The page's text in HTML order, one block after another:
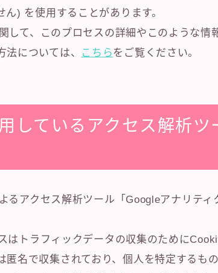
) を使用することがあります。
して、このプロセスの詳細やこのような情
については、
こちら をご覧ください。
しているアクセス解析ツ
るアクセス解析ツール「Googleアナリティ
はトラフィックデータの収集のために
匿名で収集されており、個人を特定するも